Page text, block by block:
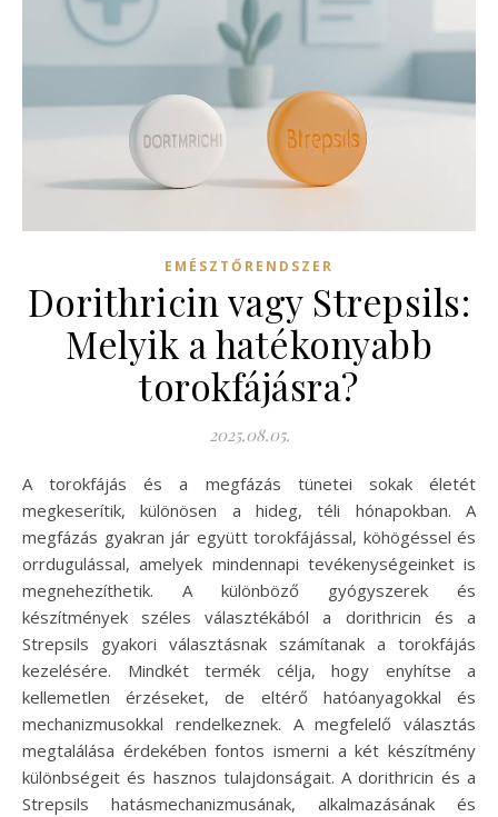
EMÉSZTŐRENDSZER
Dorithricin vagy Strepsils:
Melyik a hatékonyabb
torokfájásra?
2025.08.05.
A torokfájás és a megfázás tünetei sokak életét
megkeserítik, különösen a hideg, téli hónapokban. A
megfázás gyakran jár együtt torokfájással, köhögéssel és
orrdugulással, amelyek mindennapi tevékenységeinket is
megnehezíthetik. A különböző gyógyszerek és
készítmények széles választékából a dorithricin és a
Strepsils gyakori választásnak számítanak a torokfájás
kezelésére. Mindkét termék célja, hogy enyhítse a
kellemetlen érzéseket, de eltérő hatóanyagokkal és
mechanizmusokkal rendelkeznek. A megfelelő választás
megtalálása érdekében fontos ismerni a két készítmény
különbségeit és hasznos tulajdonságait. A dorithricin és a
Strepsils hatásmechanizmusának, alkalmazásának és